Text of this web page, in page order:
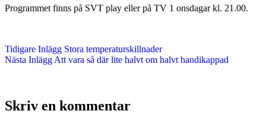
Programmet finns på SVT play eller på TV 1 onsdagar kl. 21.00.
Tidigare Inlägg Stora temperaturskillnader
Nästa Inlägg Att vara så där lite halvt om halvt handikappad
Skriv en kommentar